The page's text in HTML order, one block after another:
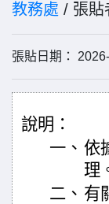
教務處 / 張貼
張貼日期：
說明：
一、 依
理
二、 有